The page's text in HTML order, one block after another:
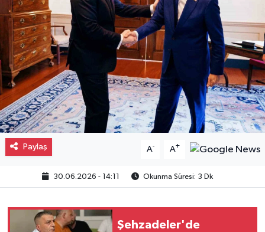
Paylaş A- A+
30.06.2026 - 14:11 Okunma Süresi: 3 Dk
Şehzadeler'de
Spor
Eğitim